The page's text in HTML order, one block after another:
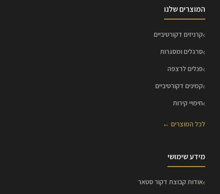
המוצרים שלנו
קרניזים דקורטיביים
סרגלים ומסגרות
פנלים לרצפה
קמינים דקורטיביים
חיפויי קירות
לכל המוצרים ←
מידע שימושי
אודות קבוצת דקור סטאר